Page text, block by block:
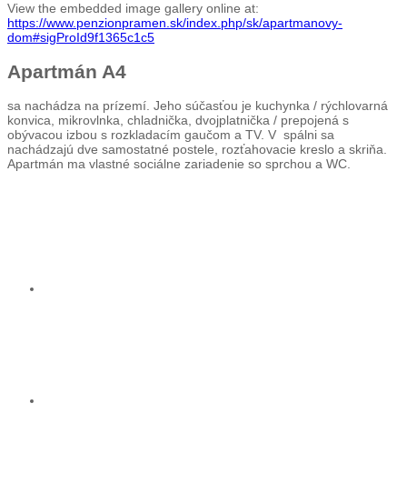
View the embedded image gallery online at:
https://www.penzionpramen.sk/index.php/sk/apartmanovy-
dom#sigProId9f1365c1c5
Apartmán A4
sa nachádza na prízemí. Jeho súčasťou je kuchynka / rýchlovarná
konvica, mikrovlnka, chladnička, dvojplatnička / prepojená s
obývacou izbou s rozkladacím gaučom a TV. V spálni sa
nachádzajú dve samostatné postele, rozťahovacie kreslo a skriňa.
Apartmán ma vlastné sociálne zariadenie so sprchou a WC.